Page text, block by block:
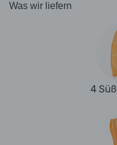
Was wir liefern
4